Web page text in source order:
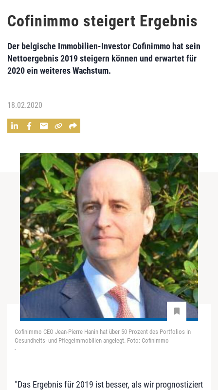
Cofinimmo steigert Ergebnis
Der belgische Immobilien-Investor Cofinimmo hat sein
Nettoergebnis 2019 steigern können und erwartet für
2020 ein weiteres Wachstum.
18.02.2020
Cofinimmo CEO Jean-Pierre Hanin hat über 50 Prozent des Portfolios in
Gesundheits- und Pflegeimmobilien angelegt. Foto: Cofinimmo
-
"Das Ergebnis für 2019 ist besser, als wir prognostiziert